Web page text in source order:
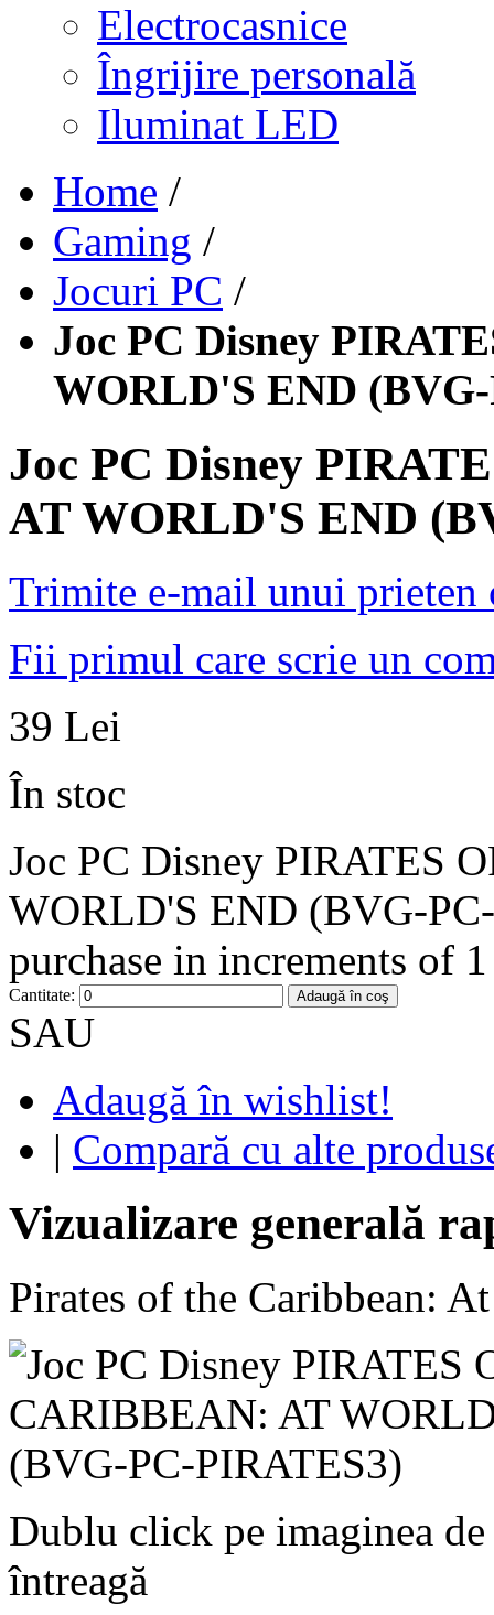
Electrocasnice
Îngrijire personală
Iluminat LED
Home /
Gaming /
Jocuri PC /
Joc PC Disney
WORLD'S END
Joc PC Disney
AT WORLD'S END
Trimite e-mail unui prieten
Fii primul care scrie un
39 Lei
În stoc
Joc PC Disney PIRATES
WORLD'S END (BVG-
purchase in increments of 1
Cantitate: Adaugă în coş
SAU
Adaugă în wishlist!
| Compară cu alte
Vizualizare generală
Pirates of the Caribbean:
Dublu click pe imaginea de
întreagă